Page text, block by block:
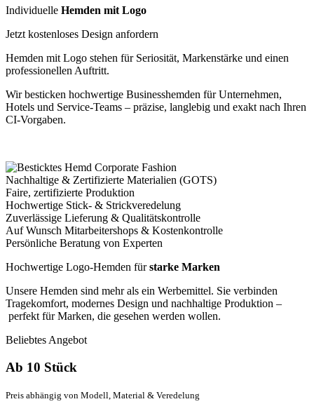
Individuelle Hemden mit Logo
Jetzt kostenloses Design anfordern
Hemden mit Logo stehen für Seriosität, Markenstärke und einen
professionellen Auftritt.
Wir besticken hochwertige Businesshemden für Unternehmen,
Hotels und Service-Teams – präzise, langlebig und exakt nach Ihren
CI-Vorgaben.
Nachhaltige & Zertifizierte Materialien (GOTS)
Faire, zertifizierte Produktion
Hochwertige Stick- & Strickveredelung
Zuverlässige Lieferung & Qualitätskontrolle
Auf Wunsch Mitarbeitershops & Kostenkontrolle
Persönliche Beratung von Experten
Hochwertige Logo-Hemden fürstarke Marken
Unsere Hemden sind mehr als ein Werbemittel. Sie verbinden
Tragekomfort, modernes Design und nachhaltige Produktion –
perfekt für Marken, die gesehen werden wollen.
Beliebtes Angebot
Ab 10 Stück
Preis abhängig von Modell, Material & Veredelung